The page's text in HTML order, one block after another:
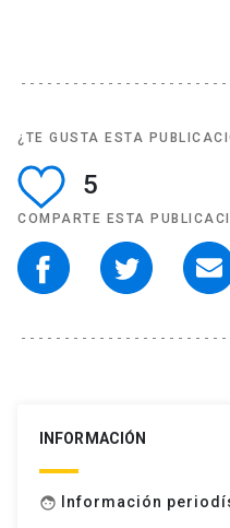
¿TE GUSTA ESTA
5
COMPARTE ESTA
INFORMACIÓN
face Información